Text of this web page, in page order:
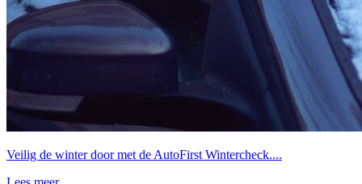
Veilig de winter door met de AutoFirst Wintercheck....